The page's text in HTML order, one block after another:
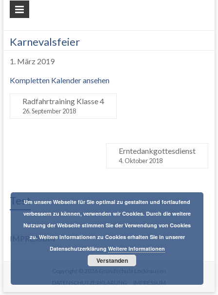
Karnevalsfeier
1. März 2019
Kompletten Kalender ansehen
Radfahrtraining Klasse 4
26. September 2018
Erntedankgottesdienst
4. Oktober 2018
Test
IMPRESSUM
Um unsere Webseite für Sie optimal zu gestalten und fortlaufend
verbessern zu können, verwenden wir Cookies. Durch die weitere
Nutzung der Webseite stimmen Sie der Verwendung von Cookies
zu. Weitere Informationen zu Cookies erhalten Sie in unserer
Datenschutzerklärung Weitere Informationen
Verstanden